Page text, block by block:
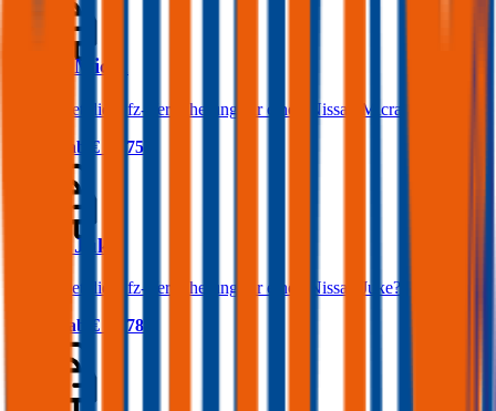
Nissan Micra
Was kostet die Kfz-Versicherung für einen Nissan Micra?
Prämie ab
€ 33,75
Nissan Juke
Was kostet die Kfz-Versicherung für einen Nissan Juke?
Prämie ab
€ 32,78